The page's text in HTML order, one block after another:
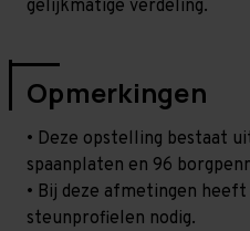
gelijkmatige verdeling.
Opmerkingen
• Deze opstelling bestaat
spaanplaten en 96
• Bij deze afmetingen
steunprofielen nodig.